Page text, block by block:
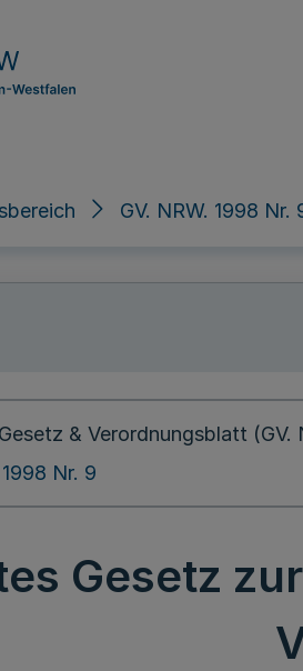
GV. NRW. 1998 Nr.
Gesetz & Verordnungsblatt (GV.
Nr. 9
Gesetz